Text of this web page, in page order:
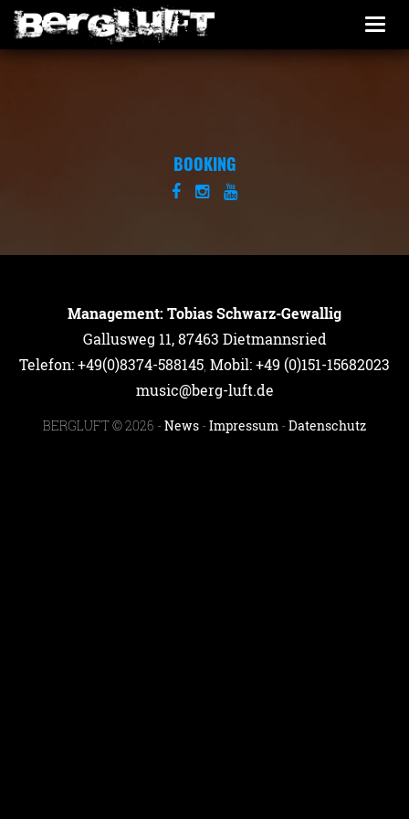
BOOKING
Management: Tobias Schwarz-Gewallig
Gallusweg 11, 87463 Dietmannsried
Telefon: +49(0)8374-588145 Mobil: +49 (0)151-15682023
music@berg-luft.de
BERGLUFT © 2026 -News -Impressum -Datenschutz